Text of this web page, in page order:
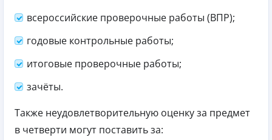
всероссийские проверочные работы (ВПР);
годовые контрольные работы;
итоговые проверочные работы;
зачёты.
Также неудовлетворительную оценку за предмет
в четверти могут поставить за: